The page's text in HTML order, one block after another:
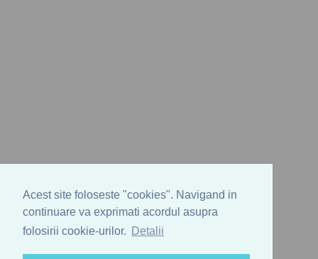
Acest site foloseste "cookies". Navigand in
continuare va exprimati acordul asupra
folosirii cookie-urilor.
Detalii